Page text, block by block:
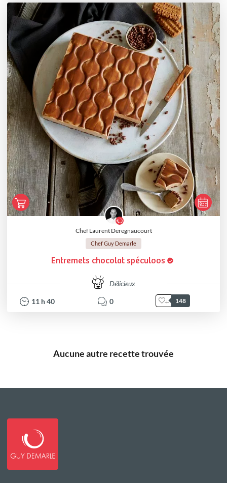
Chef Laurent Deregnaucourt
Chef Guy Demarle
Entremets chocolat spéculoos
Délicieux
11 h40 0 148
Aucune autre recette trouvée